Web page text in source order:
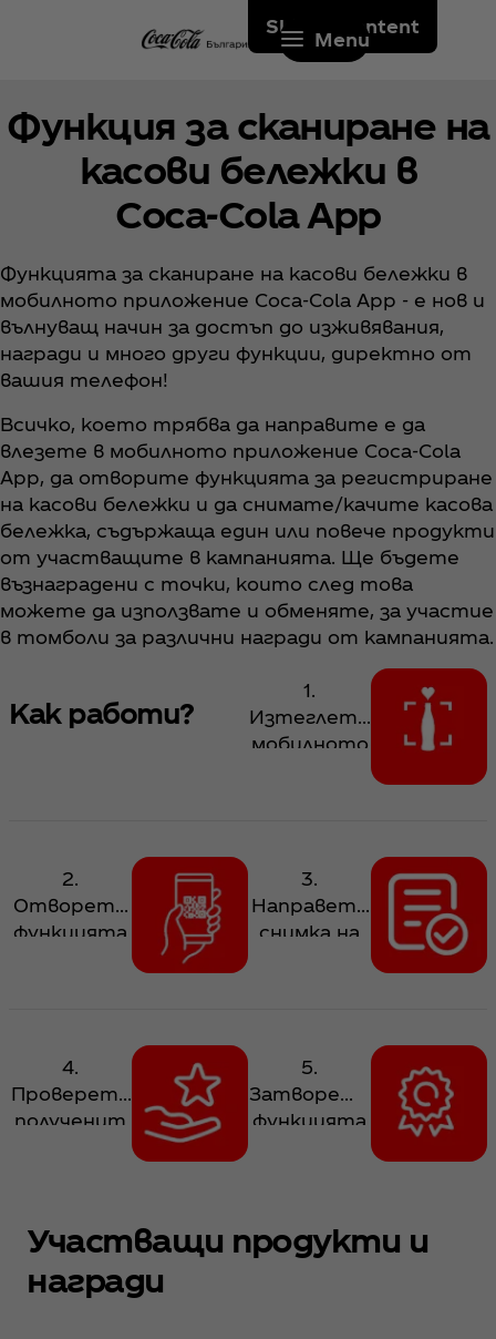
Skip to content
Menu
Функция за сканиране на
касови бележки в
Coca‑Cola App
Функцията за сканиране на касови бележки в
мобилното приложение Coca‑Cola App - е нов и
вълнуващ начин за достъп до изживявания,
награди и много други функции, директно от
вашия телефон!
Всичко, което трябва да направите е да
влезете в мобилното приложение Coca‑Cola
App, да отворите функцията за регистриране
на касови бележки и да снимате/качите касова
бележка, съдържаща един или повече продукти
от участващите в кампанията. Ще бъдете
възнаградени с точки, които след това
можете да използвате и обменяте, за участие
в томболи за различни награди от кампанията.
Как работи?
1.
Изтеглете
мобилното
Google Play,
регистрир
айте се
2.
Отворете
функцията
дайте
съгласието
си да
достъп до
камерата и
файловете
3.
Направете
снимка на
снимка.
Всеки
участващ
носи точки.
4.
Проверете
полученит
функцията
за
сканиране
5.
Затворете
функцията
отидете в
секцията
Участващи продукти и
награди